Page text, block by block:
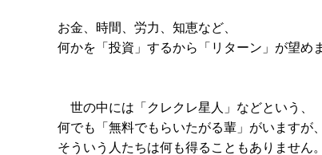
お金、時間、労力、知恵など、
何かを「投資」するから「リターン」が望めま
世の中には「クレクレ星人」などという、
何でも「無料でもらいたがる輩」がいますが、
そういう人たちは何も得ることもありません。